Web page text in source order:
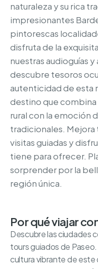
naturaleza y su rica
impresionantes
pintorescas
disfruta de la
nuestras audioguías
descubre tesoros
autenticidad de esta
destino que combina
rural con la emoción
tradicionales. Mejora
visitas guiadas y
tiene para ofrecer.
sorprender por la
región única.
Por qué viajar
Descubre las ciudades
tours guiados de
cultura vibrante de